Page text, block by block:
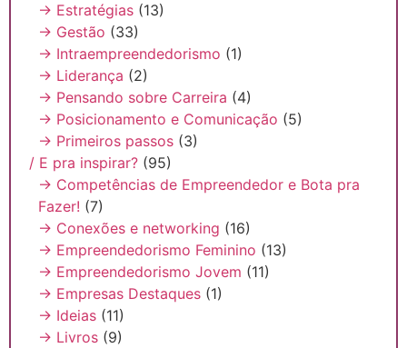
→ Estratégias (13)
→ Gestão (33)
→ Intraempreendedorismo (1)
→ Liderança (2)
→ Pensando sobre Carreira (4)
→ Posicionamento e Comunicação (5)
→ Primeiros passos (3)
/ E pra inspirar? (95)
→ Competências de Empreendedor e Bota pra
Fazer! (7)
→ Conexões e networking (16)
→ Empreendedorismo Feminino (13)
→ Empreendedorismo Jovem (11)
→ Empresas Destaques (1)
→ Ideias (11)
→ Livros (9)